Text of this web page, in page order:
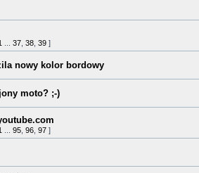
37 38 39 ]
nowy kolor bordowy
moto? ;-)
95 96 97 ]